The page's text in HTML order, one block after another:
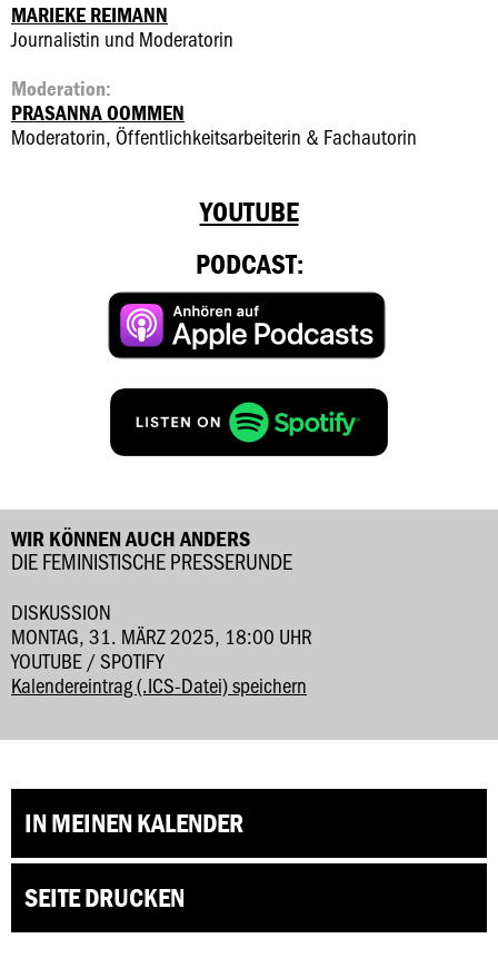
MARIEKE REIMANN
Journalistin und Moderatorin
Moderation:
PRASANNA OOMMEN
Moderatorin, Öffentlichkeitsarbeiterin & Fachautorin
YOUTUBE
PODCAST:
WIR KÖNNEN AUCH ANDERS
DIE FEMINISTISCHE PRESSERUNDE
DISKUSSION
MONTAG, 31. MÄRZ 2025, 18:00 UHR
YOUTUBE / SPOTIFY
Kalendereintrag (.ICS-Datei) speichern
IN MEINEN KALENDER
SEITE DRUCKEN